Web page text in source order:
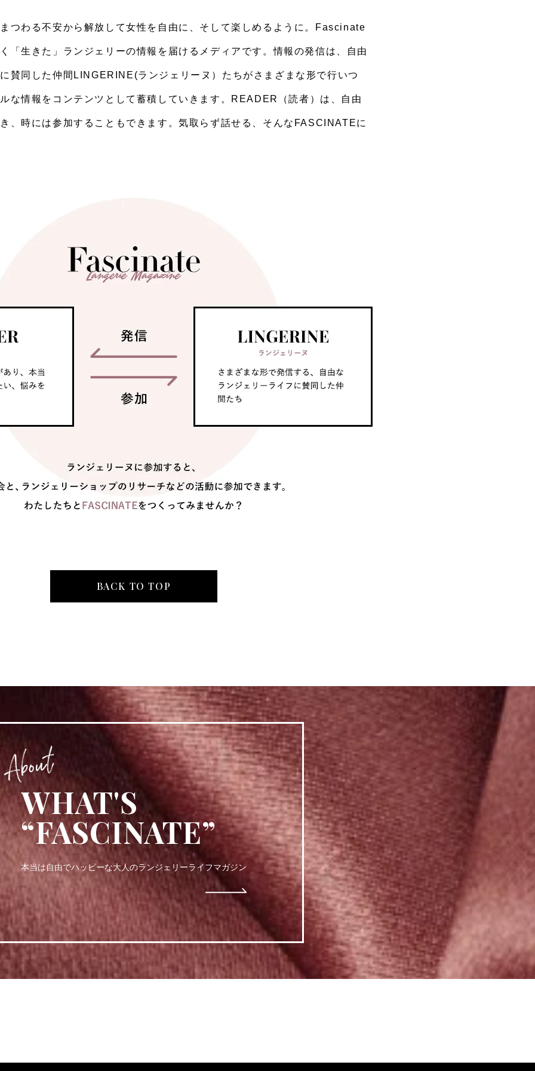
つわる不安から解放して女性を自由に、そして楽しめるように。Fascinate
「生きた」ランジェリーの情報を届けるメディアです。情報の発信は、自由
賛同した仲間LINGERINE(ランジェリーヌ）たちがさまざまな形で行いつ
な情報をコンテンツとして蓄積していきます。READER（読者）は、自由
、時には参加することもできます。気取らず話せる、そんなFASCINATEに
BACK TO TOP
WHAT'S
“FASCINATE”
本当は自由でハッピーな大人のランジェリーライフマガジン